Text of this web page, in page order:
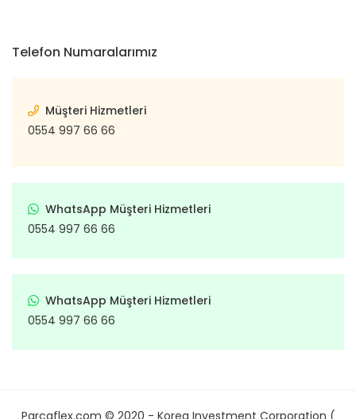
Telefon Numaralarımız
Müşteri Hizmetleri
0554 997 66 66
WhatsApp Müşteri Hizmetleri
0554 997 66 66
WhatsApp Müşteri Hizmetleri
0554 997 66 66
Parcaflex.com © 2020 - Korea Investment Corporation (